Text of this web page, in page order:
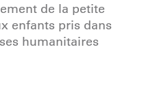
de la petite
enfants pris dans
humanitaires